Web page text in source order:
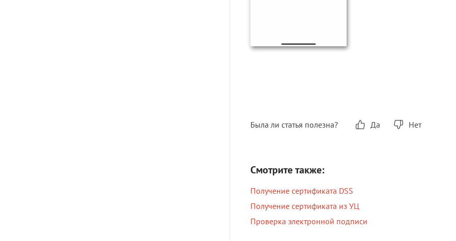
Была ли статья полезна? Да Нет
Смотрите также:
Получение сертификата DSS
Получение сертификата из УЦ
Проверка электронной подписи